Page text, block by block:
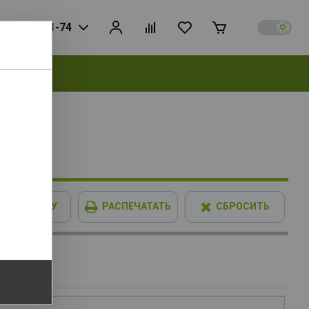
728-81-74
В КОРЗИНУ РАСПЕЧАТАТЬ СБРОСИТЬ